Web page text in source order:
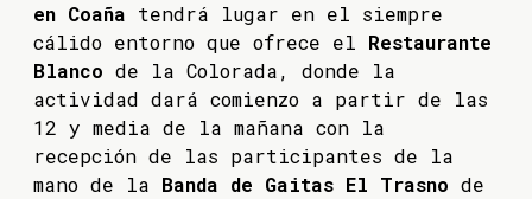
en Coaña tendrá lugar en el siempre
cálido entorno que ofrece el Restaurante
Blanco de la Colorada, donde la
actividad dará comienzo a partir de las
12 y media de la mañana con la
recepción de las participantes de la
mano de la Banda de Gaitas El Trasno de